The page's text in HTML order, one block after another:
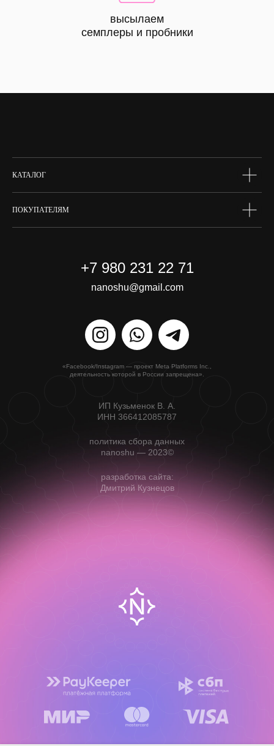
высылаем
семплеры и пробники
КАТАЛОГ
ПОКУПАТЕЛЯМ
«Facebook/Instagram — проект Meta Platforms Inc.,
деятельность которой в России запрещена».
волосы
+7 980 231 22 71
nanoshu@gmail.com
ИП Кузьменок В. А.
ИНН 366412085787
разработка сайта:
Дмитрий Кузнецов
политика сбора данных
nanoshu — 2023©